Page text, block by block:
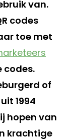
van.
codes
toe met
codes.
of
1994
hopen van
krachtige